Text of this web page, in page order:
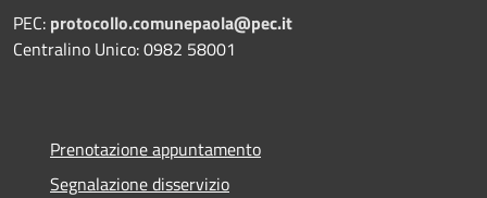
PEC: protocollo.comunepaola@pec.it
Centralino Unico: 0982 58001
Prenotazione appuntamento
Segnalazione disservizio